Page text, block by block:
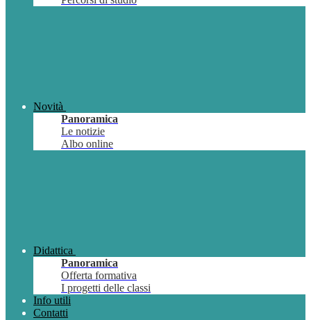
Novità
Panoramica
Le notizie
Albo online
Didattica
Panoramica
Offerta formativa
I progetti delle classi
Info utili
Contatti